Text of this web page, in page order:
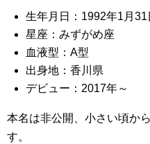
生年月日：1992年1月31
星座：みずがめ座
血液型：A型
出身地：香川県
デビュー：2017年～
本名は非公開、小さい頃か
す。